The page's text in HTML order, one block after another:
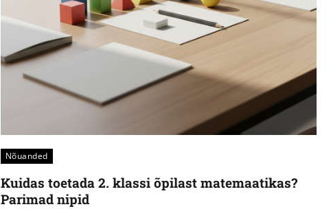
Nõuanded
Kuidas toetada 2. klassi õpilast matemaatikas?
Parimad nipid